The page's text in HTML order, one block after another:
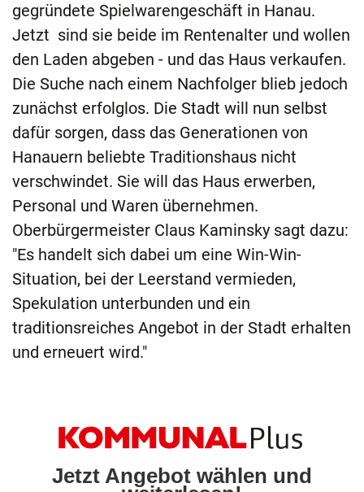
gegründete Spielwarengeschäft in Hanau.
Jetzt sind sie beide im Rentenalter und wollen
den Laden abgeben - und das Haus verkaufen.
Die Suche nach einem Nachfolger blieb jedoch
zunächst erfolglos. Die Stadt will nun selbst
dafür sorgen, dass das Generationen von
Hanauern beliebte Traditionshaus nicht
verschwindet. Sie will das Haus erwerben,
Personal und Waren übernehmen.
Oberbürgermeister Claus Kaminsky sagt dazu:
"Es handelt sich dabei um eine Win-Win-
Situation, bei der Leerstand vermieden,
Spekulation unterbunden und ein
traditionsreiches Angebot in der Stadt erhalten
und erneuert wird."